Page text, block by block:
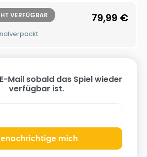
VERFÜGBAR 79,99 €
Mail sobald das Spiel wieder
verfügbar ist.
mich